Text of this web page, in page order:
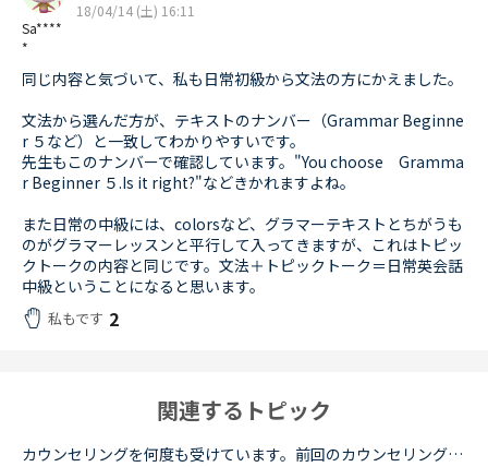
Sa****
*
18/04/14 (土) 16:11
同じ内容と気づいて、私も日常初級から文法の方にかえました。
文法から選んだ方が、テキストのナンバー（Grammar Beginne
r ５など）と一致してわかりやすいです。
先生もこのナンバーで確認しています。"You choose Gramma
r Beginner ５.Is it right?"などきかれますよね。
また日常の中級には、colorsなど、グラマーテキストとちがうも
のがグラマーレッスンと平行して入ってきますが、これはトピッ
クトークの内容と同じです。文法＋トピックトーク＝日常英会話
中級ということになると思います。
私もです 2
関連するトピック
カウンセリングを何度も受けています。前回のカウンセリングでは 出身について話す をやってくださいと言われました。 今回のカウンセリングでは 入門を side by sideを など。 毎回、カウンセリングを受ける...